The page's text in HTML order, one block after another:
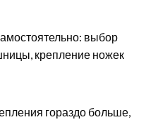
гораздо больше,